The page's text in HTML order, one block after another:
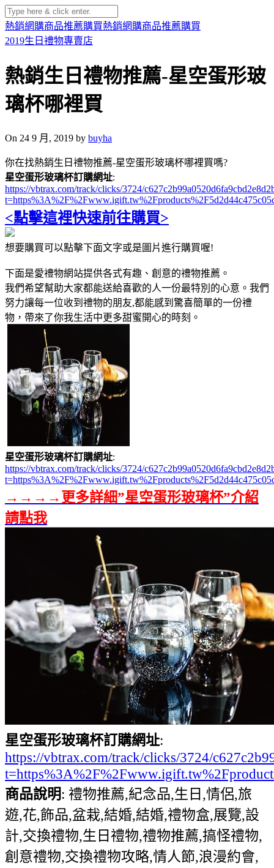
熱銷網購商品推薦購買熱銷網購商品推薦購買
2019生日禮物專賣店
熱銷生日禮物推薦-星空蛋形玻
璃杯哪裡買
On 24 9 月, 2019 by buyha
你在找熱銷生日禮物推薦-星空蛋形玻璃杯哪裡買嗎?
星空蛋形玻璃杯訂購網址:
https://vbtrax.com/track/clicks/3724/
<點擊這裡快速前往購買>
想要購買可以點擊下面文字或是圖片進行購買喔!
下面是愛禮物網站提供各式有趣、創意的禮物推薦。
我們希望幫助大家都能送給喜歡的人一份最特別的心意。我們
努力讓每一位收到禮物的朋友,都能感到驚喜簡單的一份禮
物，帶來了你我生活中更多甜蜜開心的時刻。
星空蛋形玻璃杯訂購網址:
https://vbtrax.com/track/clicks/3724/
→→→→更多詳細”星空蛋形玻璃杯”介紹
請點我
星空蛋形玻璃杯訂購網址:
https://vbtrax.com/track/clicks/3724/
商品說明: 禮物推薦,紀念品,生日,情侶,旅
遊,花,飾品,盆栽,結婚,結婚,禮物盒,展覽,設
計,交換禮物,生日禮物,禮物推薦,搞怪禮物,
創意禮物,交換禮物攻略,情人節,浪漫約會,